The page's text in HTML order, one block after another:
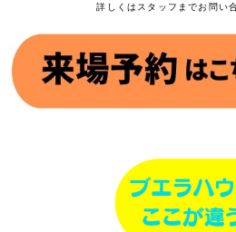
詳しくはスタッフまでお問い